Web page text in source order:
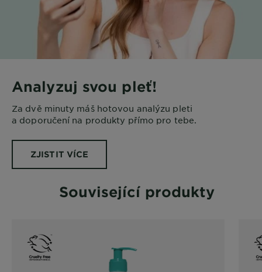
Analyzuj svou pleť!
Za dvě minuty máš hotovou analýzu pleti
a doporučení na produkty přímo pro tebe.
ZJISTIT VÍCE
Související produkty